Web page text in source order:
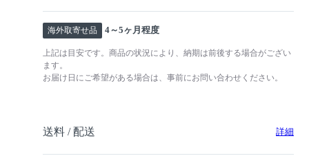
海外取寄せ品 4～5ヶ月程度
上記は目安です。商品の状況により、納期は前後する場合がござい
ます。
お届け日にご希望がある場合は、事前にお問い合わせください。
送料 / 配送 詳細